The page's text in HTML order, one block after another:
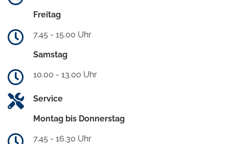
Freitag
7.45 - 15.00 Uhr
Samstag
10.00 - 13.00 Uhr
Service
Montag bis Donnerstag
7.45 - 16.30 Uhr